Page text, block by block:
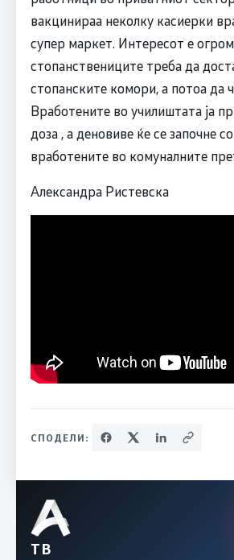
вакцинираа неколку касиерки
супер маркет. Интересот е
стопанствениците треба да
стопанските комори, а потоа да
Вработените во училиштата ја
доза , а деновиве ќе се започне
вработените во комуналните
Александра Ристевска
СПОДЕЛИ:
ТВ